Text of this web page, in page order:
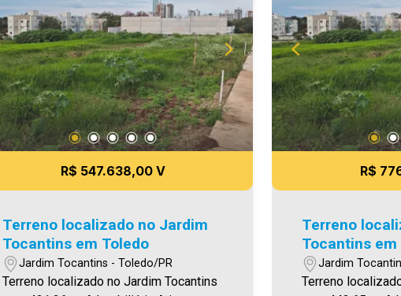
de festas completa no terraço -
Bicicletário - Controle de acesso -
Medidores individuais - Hobby Box -
Hall com Espelho de Água (Acqua),
totalmente decorado - Com qualidade e
acabamentos de excelência - Área
privativa total: 112,00 m² - Área
privativa interna: 85,63 m² - Área
privativa do garden: 26,36 m² - Área das
duas garagens: 21,62 m² (10,81 m²
comuns, garagens e garden): 182,34 m²
A Imobiliária Ativa possui hoje uma das
maiores carteiras de imóveis
administrados da cidade, atuando com
meramente
R$ 547.638,00 V
Terreno localizado no Jardim
Tocantins em Toledo
Jardim Tocantins - Toledo/PR
Terreno localizado no Jardim Tocantins
R$
Terreno
Tocantins em
Jardim
Terreno